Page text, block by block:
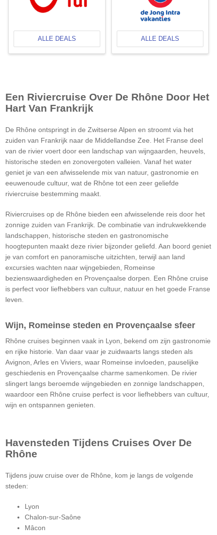
ALLE DEALS ALLE DEALS
Een Riviercruise Over De Rhône Door Het
Hart Van Frankrijk
De Rhône ontspringt in de Zwitserse Alpen en stroomt via het
zuiden van Frankrijk naar de Middellandse Zee. Het Franse deel
van de rivier voert door een landschap van wijngaarden, heuvels,
historische steden en zonovergoten valleien. Vanaf het water
geniet je van een afwisselende mix van natuur, gastronomie en
eeuwenoude cultuur, wat de Rhône tot een zeer geliefde
riviercruise bestemming maakt.
Riviercruises op de Rhône bieden een afwisselende reis door het
zonnige zuiden van Frankrijk. De combinatie van indrukwekkende
landschappen, historische steden en gastronomische
hoogtepunten maakt deze rivier bijzonder geliefd. Aan boord geniet
je van comfort en panoramische uitzichten, terwijl aan land
excursies wachten naar wijngebieden, Romeinse
bezienswaardigheden en Provençaalse dorpen. Een Rhône cruise
is perfect voor liefhebbers van cultuur, natuur en het goede Franse
leven.
Wijn, Romeinse steden en Provençaalse sfeer
Rhône cruises beginnen vaak in Lyon, bekend om zijn gastronomie
en rijke historie. Van daar vaar je zuidwaarts langs steden als
Avignon, Arles en Viviers, waar Romeinse invloeden, pauselijke
geschiedenis en Provençaalse charme samenkomen. De rivier
slingert langs beroemde wijngebieden en zonnige landschappen,
waardoor een Rhône cruise perfect is voor liefhebbers van cultuur,
wijn en ontspannen genieten.
Havensteden Tijdens Cruises Over De
Rhône
Tijdens jouw cruise over de Rhône, kom je langs de volgende
steden:
Lyon
Chalon-sur-Saône
Mâcon